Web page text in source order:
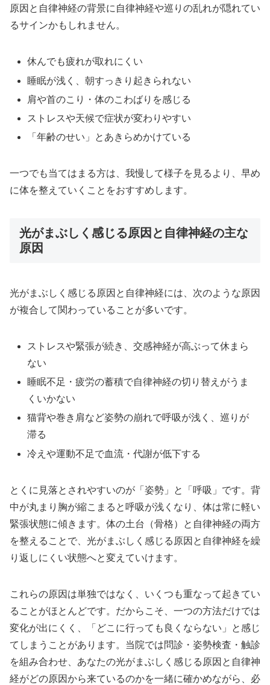
原因と自律神経の背景に自律神経や巡りの乱れが隠れてい
るサインかもしれません。
休んでも疲れが取れにくい
睡眠が浅く、朝すっきり起きられない
肩や首のこり・体のこわばりを感じる
ストレスや天候で症状が変わりやすい
「年齢のせい」とあきらめかけている
一つでも当てはまる方は、我慢して様子を見るより、早め
に体を整えていくことをおすすめします。
光がまぶしく感じる原因と自律神経の主な
原因
光がまぶしく感じる原因と自律神経には、次のような原因
が複合して関わっていることが多いです。
ストレスや緊張が続き、交感神経が高ぶって休まら
ない
睡眠不足・疲労の蓄積で自律神経の切り替えがうま
くいかない
猫背や巻き肩など姿勢の崩れで呼吸が浅く、巡りが
滞る
冷えや運動不足で血流・代謝が低下する
とくに見落とされやすいのが「姿勢」と「呼吸」です。背
中が丸まり胸が縮こまると呼吸が浅くなり、体は常に軽い
緊張状態に傾きます。体の土台（骨格）と自律神経の両方
を整えることで、光がまぶしく感じる原因と自律神経を繰
り返しにくい状態へと変えていけます。
これらの原因は単独ではなく、いくつも重なって起きてい
ることがほとんどです。だからこそ、一つの方法だけでは
変化が出にくく、「どこに行っても良くならない」と感じ
てしまうことがあります。当院では問診・姿勢検査・触診
を組み合わせ、あなたの光がまぶしく感じる原因と自律神
経がどの原因から来ているのかを一緒に確かめながら、必